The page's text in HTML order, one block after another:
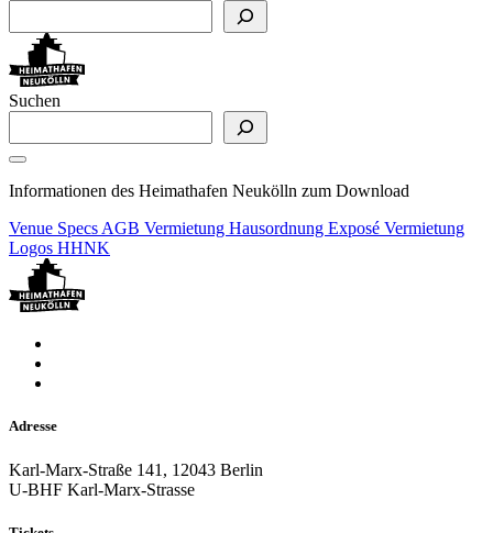
Suchen
Informationen des Heimathafen Neukölln zum Download
Venue Specs AGB Vermietung Hausordnung Exposé Vermietung
Logos HHNK
Adresse
Karl-Marx-Straße 141, 12043 Berlin
U-BHF Karl-Marx-Strasse